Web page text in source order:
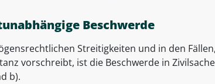
Beschwerde
Streitigkeiten und in den
vorschreibt, ist die Beschwerde in
b).